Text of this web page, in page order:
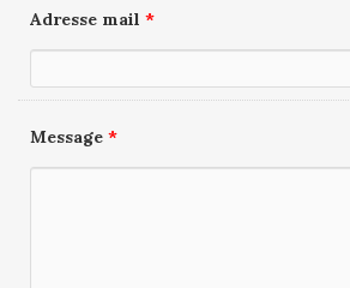
Adresse mail *
Message *